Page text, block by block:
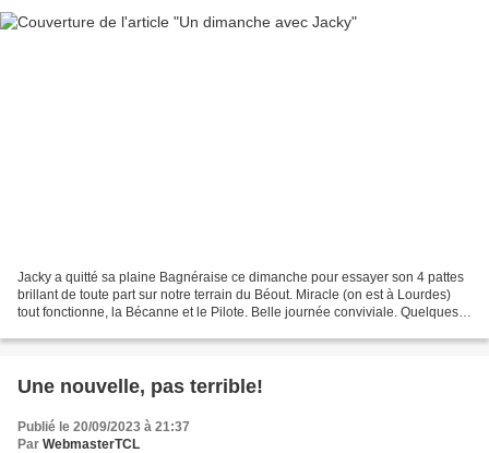
Jacky a quitté sa plaine Bagnéraise ce dimanche pour essayer son 4 pattes
brillant de toute part sur notre terrain du Béout. Miracle (on est à Lourdes)
tout fonctionne, la Bécanne et le Pilote. Belle journée conviviale. Quelques
Une nouvelle, pas terrible!
Publié le 20/09/2023 à 21:37
Par WebmasterTCL